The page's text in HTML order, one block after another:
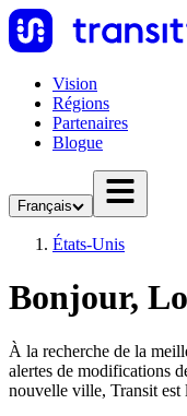
Vision
Régions
Partenaires
Blogue
Français
États-Unis
Bonjour,
À la recherche de la
alertes de modifications
nouvelle ville, Transit est